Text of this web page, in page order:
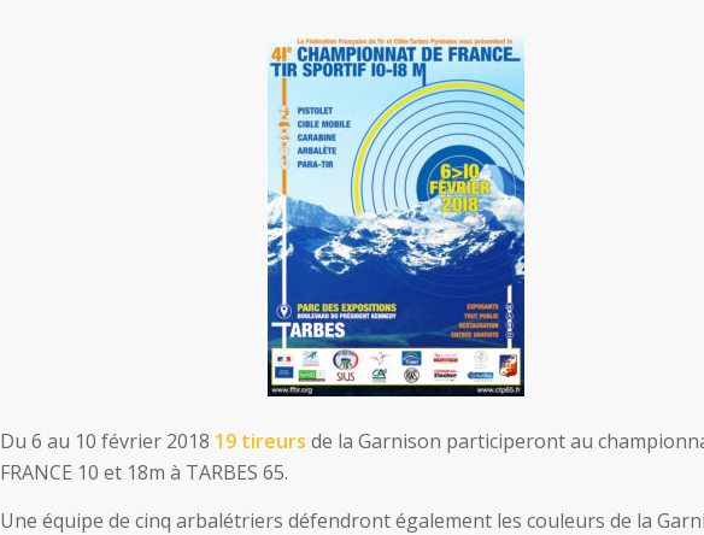
Du 6 au 10 février 2018 19 tireurs de la Garnison participeront au
FRANCE 10 et 18m à TARBES 65.
Une équipe de cinq arbalétriers défendront également les couleurs de la